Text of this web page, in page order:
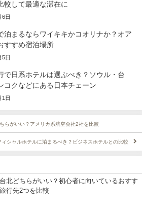
較して最適な滞在に
6日
泊まるならワイキキかコオリナか？オア
すすめ宿泊場所
5日
で日系ホテルは選ぶべき？ソウル・台
コクなどにある日本チェーン
1日
らがいい？アメリカ系航空会社2社を比較
シャルホテルに泊まるべき？ビジネスホテルとの比較
北どちらがいい？初心者に向いているおすす
行先2つを比較